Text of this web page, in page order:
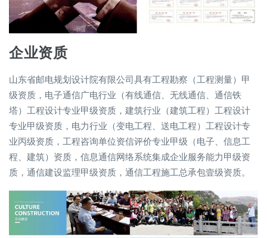
企业资质
山东省邮电规划设计院有限公司具有工程勘察（工程测量）甲
级资质，电子通信广电行业（有线通信、无线通信、通信铁
塔）工程设计专业甲级资质，建筑行业（建筑工程）工程设计
专业甲级资质，电力行业（变电工程、送电工程）工程设计专
业丙级资质，工程咨询单位资信评价专业甲级（电子、信息工
程、建筑）资质，信息通信网络系统集成企业服务能力甲级资
质，通信建设监理甲级资质，通信工程施工总承包壹级资质。